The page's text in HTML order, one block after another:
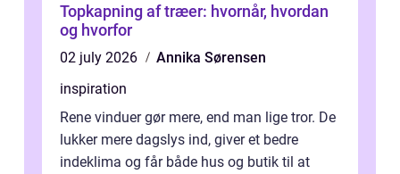
Topkapning af træer: hvornår, hvordan
og hvorfor
02 july 2026
Annika Sørensen
inspiration
Rene vinduer gør mere, end man lige tror. De
lukker mere dagslys ind, giver et bedre
indeklima og får både hus og butik til at